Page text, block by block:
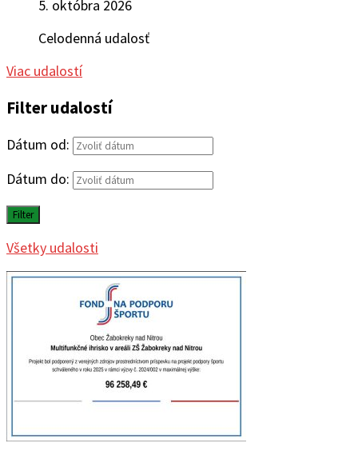
5. októbra 2026
Celodenná udalosť
Viac udalostí
Filter udalostí
Dátum od:
Dátum do:
Filter
Všetky udalosti